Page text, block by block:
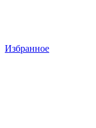
Избранное